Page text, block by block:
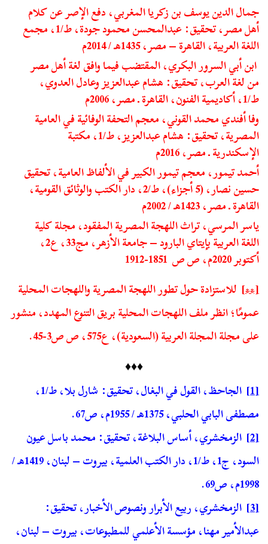
جمال الدين يوسف بن زكريا المغربي، دفع الإصر عن كلام
أهل مصر، تحقيق: عبدالمحسن محمود جودة، ط/1، مجمع
اللغة العربية، القاهرة – مصر، 1435هـ / 2014م
ابن أبي السرور البكري، المقتضب فيما وافق لغة أهل مصر
من لغة العرب، تحقيق: هشام عبدالعزيز وعادل العدوي،
ط/1، أكاديمية الفنون، القاهرة ـ مصر، 2006م
وفا أفندي محمد القوني، معجم التحفة الوفائية في العامية
المصرية، تحقيق: هشام عبدالعزيز، ط/1، مكتبة
الإسكندرية ـ مصر، 2016م
أحمد تيمور، معجم تيمور الكبير في الألفاظ العامية، تحقيق
حسين نصار، (5 أجزاء)، ط/2، دار الكتب والوثائق القومية،
القاهرة ـ مصر، 1423هـ / 2002م
ياسر المرسي، تراث اللهجة المصرية المفقود، مجلة كلية
اللغة العربية بإيتاي البارود – جامعة الأزهر، مج33، ع2،
أكتوبر 2020م، ص ص 1851-1912
[**] للاستزادة حول تطور اللهجة المصرية واللهجات المحلية
عمومًا؛ انظر ملف اللهجات المحلية بريق التنوع المهدد، منشور
على مجلة المجلة العربية (السعودية)، ع575، ص ص3-45.
♦♦♦
[1]
الجاحظ، القول في البغال، تحقيق: شارل بلا، ط/1،
مصطفى البابي الحلبي، 1375هـ / 1955م، ص67.
[2]
الزمخشري، أساس البلاغة، تحقيق: محمد باسل عيون
السود، ج1، ط/1، دار الكتب العلمية، بيروت – لبنان، 1419هـ /
1998م، ص69.
[3]
الزمخشري، ربيع الأبرار ونصوص الأخبار، تحقيق:
عبدالأمير مهنا، مؤسسة الأعلمي للمطبوعات، بيروت – لبنان،